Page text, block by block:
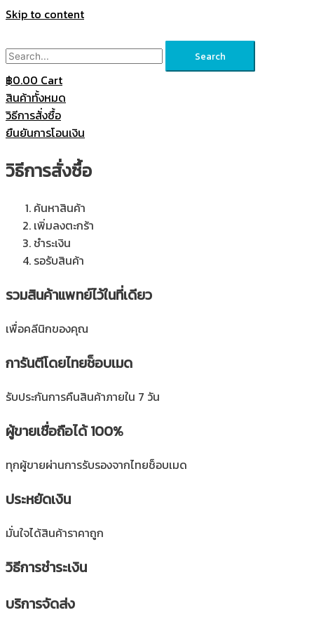
Skip to content
Search
฿0.00 Cart
สินค้าทั้งหมด
วิธีการสั่งซื้อ
ยืนยันการโอนเงิน
วิธีการสั่งซื้อ
ค้นหาสินค้า
เพิ่มลงตะกร้า
ชำระเงิน
รอรับสินค้า
รวมสินค้าแพทย์ไว้ในที่เดียว
เพื่อคลีนิกของคุณ
การันตีโดยไทยช็อบเมด
รับประกันการคืนสินค้าภายใน 7 วัน
ผู้ขายเชื่อถือได้ 100%
ทุกผู้ขายผ่านการรับรองจากไทยช็อบเมด
ประหยัดเงิน
มั่นใจได้สินค้าราคาถูก
วิธีการชำระเงิน
บริการจัดส่ง